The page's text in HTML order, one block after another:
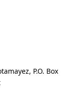
P.O. Box